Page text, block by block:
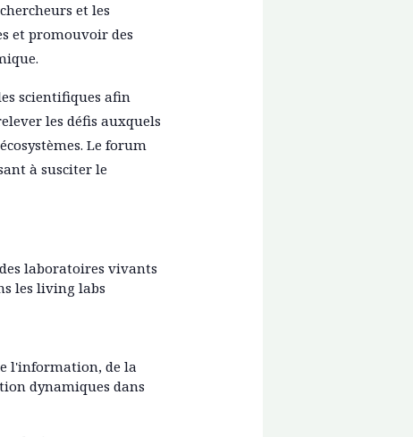
et les
et promouvoir des
scientifiques afin
les défis auxquels
Le forum
à susciter le
laboratoires vivants
les living labs
l'information, de la
dynamiques dans